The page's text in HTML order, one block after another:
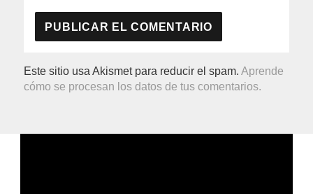
Este sitio usa Akismet para reducir el spam.Aprende
cómo se procesan los datos de tus comentarios.